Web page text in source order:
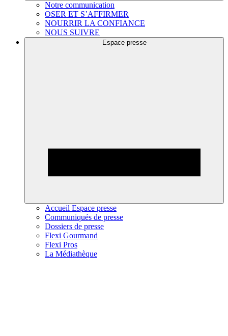
Notre communication
OSER ET S’AFFIRMER
NOURRIR LA CONFIANCE
NOUS SUIVRE
Espace presse
Accueil Espace presse
Communiqués de presse
Dossiers de presse
Flexi Gourmand
Flexi Pros
La Médiathèque